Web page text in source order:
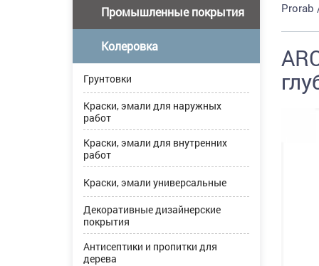
Промышленные покрытия
Колеровка
Грунтовки
Краски, эмали для наружных
работ
Краски, эмали для внутренних
работ
Краски, эмали универсальные
Декоративные дизайнерские
покрытия
Антисептики и пропитки для
дерева
Prorab